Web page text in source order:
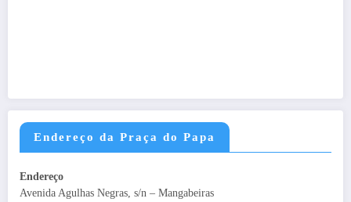
Endereço da Praça do Papa
Endereço
Avenida Agulhas Negras, s/n – Mangabeiras